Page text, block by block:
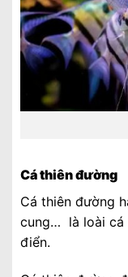
Cá thiên đường
Cá thiên đường
cung… là loài cá
điển.